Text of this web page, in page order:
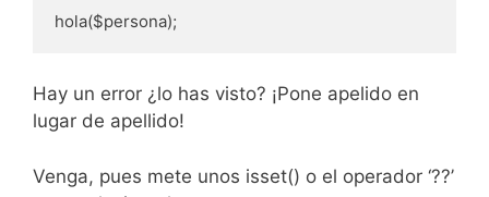
hola($persona);
Hay un error ¿lo has visto? ¡Pone apelido en
lugar de apellido!
Venga, pues mete unos isset() o el operador ‘??’